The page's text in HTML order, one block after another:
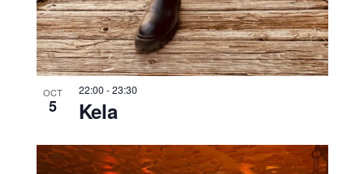
OCT
5
22:00 -23:30
Kela